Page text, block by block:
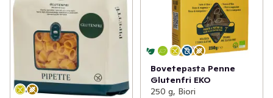
Bovetepasta Penne
Glutenfri EKO
250 g, Biori